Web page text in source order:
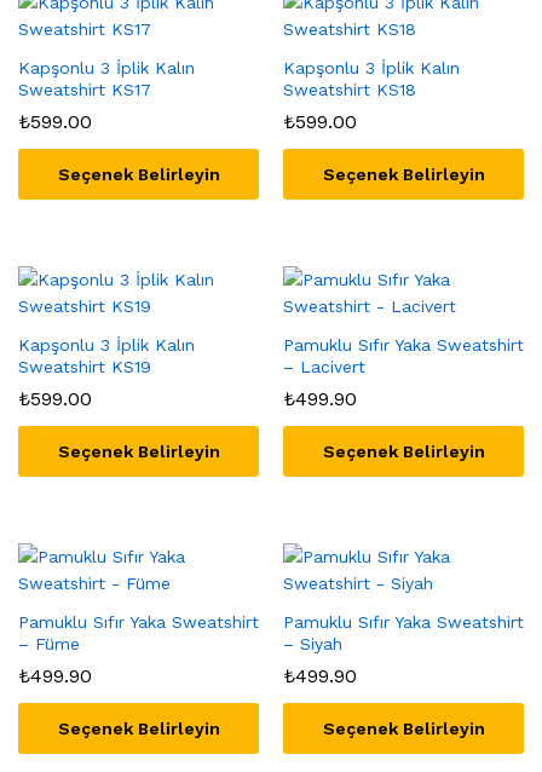
fazla
varyasyonu
var.
Seçenekler
ürün
sayfasından
seçilebilir
Kapşonlu 3 İplik Kalın
Sweatshirt KS17
₺599.00
Seçenek Belirleyin
birden
fazla
varyasyonu
var.
Seçenekler
ürün
sayfasından
seçilebilir
Kapşonlu 3 İplik Kalın
Sweatshirt KS18
₺599.00
Seçenek Belirleyin
birden
fazla
varyasyonu
var.
Seçenekler
ürün
sayfasından
seçilebilir
Kapşonlu 3 İplik Kalın
Sweatshirt KS19
₺599.00
Seçenek Belirleyin
birden
fazla
varyasyonu
var.
Seçenekler
ürün
sayfasından
seçilebilir
Pamuklu Sıfır Yaka Sweatshirt
– Lacivert
₺499.90
Seçenek Belirleyin
birden
fazla
varyasyonu
var.
Seçenekler
ürün
sayfasından
seçilebilir
Pamuklu Sıfır Yaka Sweatshirt
– Füme
₺499.90
Seçenek Belirleyin
Pamuklu Sıfır Yaka Sweatshirt
– Siyah
₺499.90
Seçenek Belirleyin